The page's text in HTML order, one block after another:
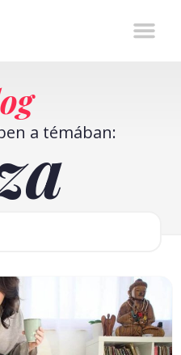
a témában: